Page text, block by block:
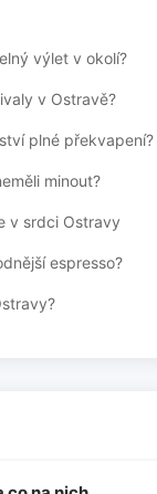
výlet v okolí?
v Ostravě?
plné překvapení?
minout?
v srdci Ostravy
espresso?